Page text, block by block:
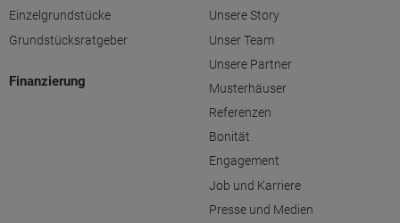
Einzelgrundstücke
Grundstücksratgeber
Finanzierung
Unsere Story
Unser Team
Unsere Partner
Musterhäuser
Referenzen
Bonität
Engagement
Job und Karriere
Presse und Medien